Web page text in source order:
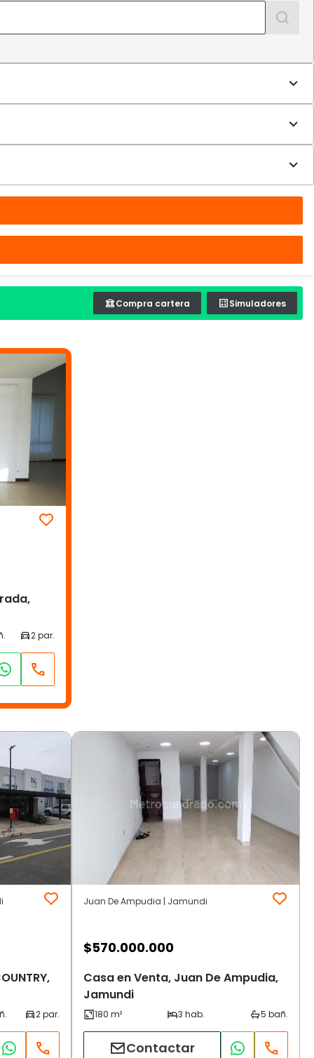
Compra cartera Simuladores
Juan De Ampudia | Jamundi
$570.000.000
Casa en Venta, Juan De Ampudia,
Jamundi
Contactar